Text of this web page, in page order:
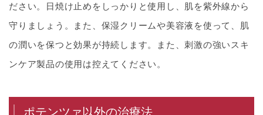
ださい。日焼け止めをしっかりと使用し、肌を紫外線から
守りましょう。また、保湿クリームや美容液を使って、肌
の潤いを保つと効果が持続します。また、刺激の強いスキ
ンケア製品の使用は控えてください。
ポテンツァ以外の治療法